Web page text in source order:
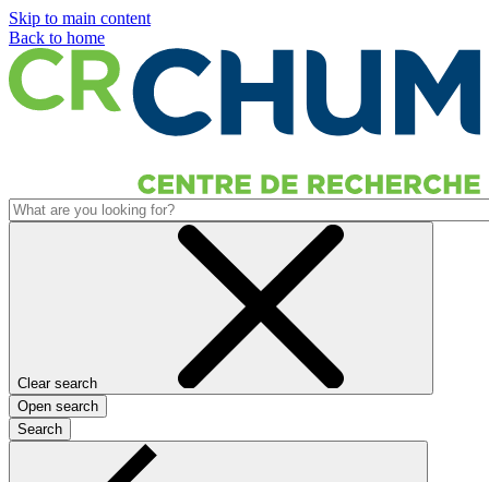
Skip to main content
Back to home
Clear search
Open search
Search